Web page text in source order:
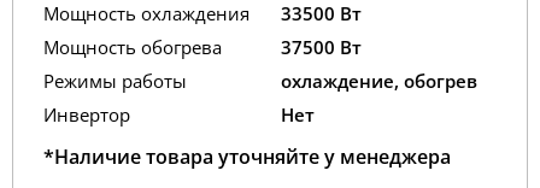
Мощность охлаждения
33500 Вт
Мощность обогрева
37500 Вт
Режимы работы
охлаждение, обогрев
Инвертор
Нет
*Наличие товара уточняйте у менеджера